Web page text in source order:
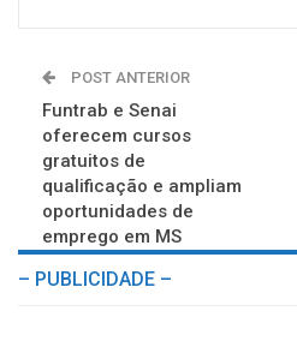
POST ANTERIOR
Funtrab e Senai
oferecem cursos
gratuitos de
qualificação e ampliam
oportunidades de
emprego em MS
– PUBLICIDADE –